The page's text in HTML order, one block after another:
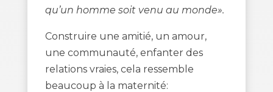
qu’un homme soit venu au monde».
Construire une amitié, un amour,
une communauté, enfanter des
relations vraies, cela ressemble
beaucoup à la maternité: